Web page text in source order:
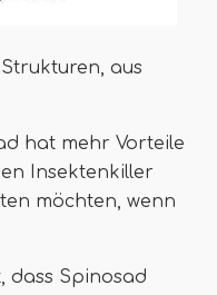
aus
hat mehr Vorteile
Insektenkiller
möchten, wenn
dass Spinosad